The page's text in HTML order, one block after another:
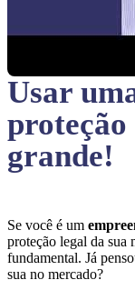
Usar
proteção
grande!
Se você é um
proteção legal da sua
fundamental. Já
sua no mercado?